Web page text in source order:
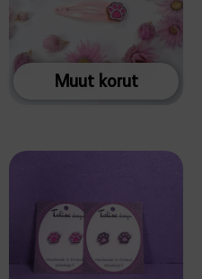
Muut korut